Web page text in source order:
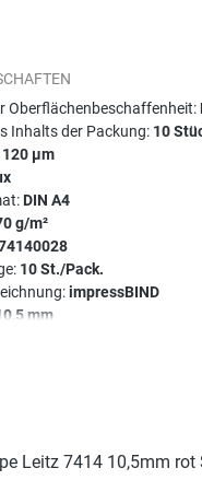
Oberflächenbeschaffenheit:
Inhalts der Packung: 10
120 µm
DIN A4
g/m²
10 St./Pack.
impressBIND
mm
Leitz 7414 10,5mm rot